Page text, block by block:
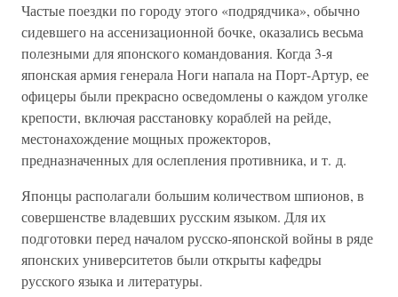
Частые поездки по городу этого «подрядчика», обычно
сидевшего на ассенизационной бочке, оказались весьма
полезными для японского командования. Когда 3-я
японская армия генерала Ноги напала на Порт-Артур, ее
офицеры были прекрасно осведомлены о каждом уголке
крепости, включая расстановку кораблей на рейде,
местонахождение мощных прожекторов,
предназначенных для ослепления противника, и т. д.
Японцы располагали большим количеством шпионов, в
совершенстве владевших русским языком. Для их
подготовки перед началом русско-японской войны в ряде
японских университетов были открыты кафедры
русского языка и литературы.